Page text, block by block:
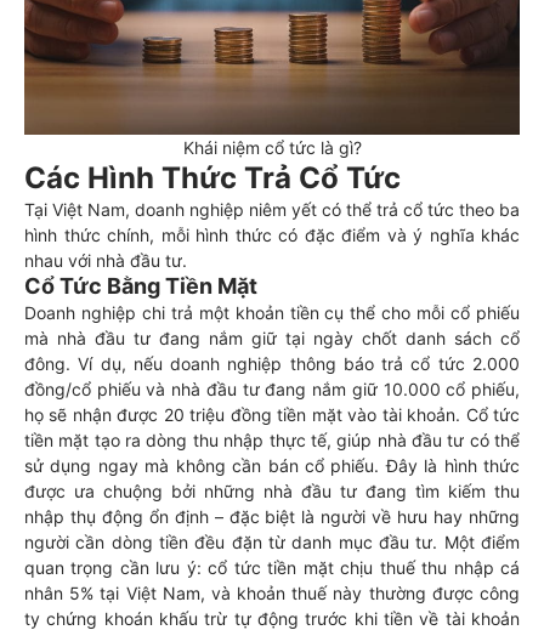
Khái niệm cổ tức là gì?
Các Hình Thức Trả Cổ Tức
Tại Việt Nam, doanh nghiệp niêm yết có thể trả cổ tức theo ba
hình thức chính, mỗi hình thức có đặc điểm và ý nghĩa khác
nhau với nhà đầu tư.
Cổ Tức Bằng Tiền Mặt
Doanh nghiệp chi trả một khoản tiền cụ thể cho mỗi cổ phiếu
mà nhà đầu tư đang nắm giữ tại ngày chốt danh sách cổ
đông. Ví dụ, nếu doanh nghiệp thông báo trả cổ tức 2.000
đồng/cổ phiếu và nhà đầu tư đang nắm giữ 10.000 cổ phiếu,
họ sẽ nhận được 20 triệu đồng tiền mặt vào tài khoản. Cổ tức
tiền mặt tạo ra dòng thu nhập thực tế, giúp nhà đầu tư có thể
sử dụng ngay mà không cần bán cổ phiếu. Đây là hình thức
được ưa chuộng bởi những nhà đầu tư đang tìm kiếm thu
nhập thụ động ổn định – đặc biệt là người về hưu hay những
người cần dòng tiền đều đặn từ danh mục đầu tư. Một điểm
quan trọng cần lưu ý: cổ tức tiền mặt chịu thuế thu nhập cá
nhân 5% tại Việt Nam, và khoản thuế này thường được công
ty chứng khoán khấu trừ tự động trước khi tiền về tài khoản